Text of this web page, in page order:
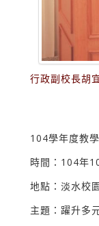
行政副校長胡
104學年度教
時間：104年
地點：淡水校
主題：躍升多